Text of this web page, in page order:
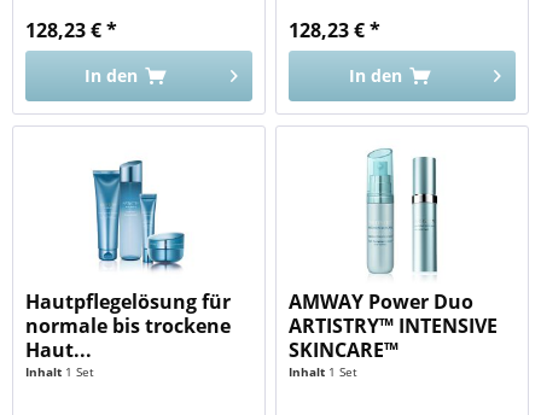
128,23 € *
In den
128,23 € *
In den
Hautpflegelösung für
normale bis trockene
Haut...
Inhalt 1 Set
AMWAY Power Duo
ARTISTRY™ INTENSIVE
SKINCARE™
Inhalt 1 Set